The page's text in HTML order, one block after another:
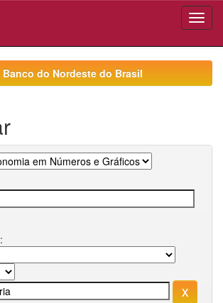
Banco do Nordeste do Brasil